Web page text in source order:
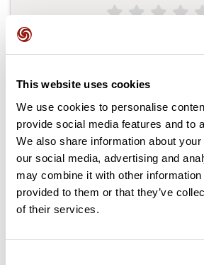
This website uses cookies
We use cookies to personalise
provide social media features and to
We also share information about
our social media, advertising and
may combine it with other information
provided to them or that they’ve
of their services.
Cols le long du parcours
72 km Collet de Villefort